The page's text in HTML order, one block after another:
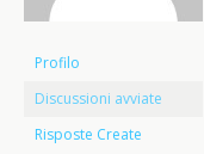
Profilo
Discussioni avviate
Risposte Create